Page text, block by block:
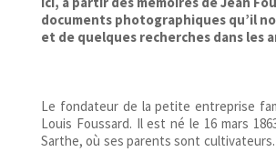
documents photographiques qu’il
et de quelques recherches dans les
Le fondateur de la petite entreprise
Louis Foussard. Il est né le 16 mars
Sarthe, où ses parents sont